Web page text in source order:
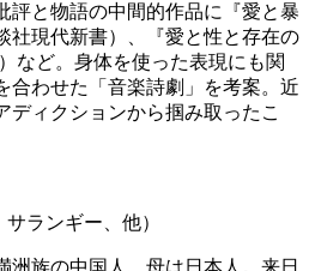
評と物語の中間的作品に『愛と暴
社現代新書）、『愛と性と存在の
など。身体を使った表現にも関
合わせた「音楽詩劇」を考案。近
ィクションから掴み取ったこ
サランギー 、他）